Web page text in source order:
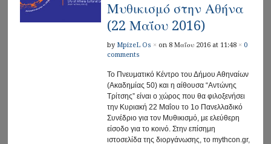
Μυθικισμό στην Αθήνα
(22 Μαΐου 2016)
by MpizeL Os × on 8 Μαΐου 2016 at 11:48 × 0
comments
Το Πνευματικό Κέντρο του Δήμου Αθηναίων
(Ακαδημίας 50) και η αίθουσα “Αντώνης
Τρίτσης” είναι ο χώρος που θα φιλοξενήσει
την Κυριακή 22 Μαΐου το 1ο Πανελλαδικό
Συνέδριο για τον Μυθικισμό, με ελεύθερη
είσοδο για το κοινό. Στην επίσημη
ιστοσελίδα της διοργάνωσης, το mythcon.gr,